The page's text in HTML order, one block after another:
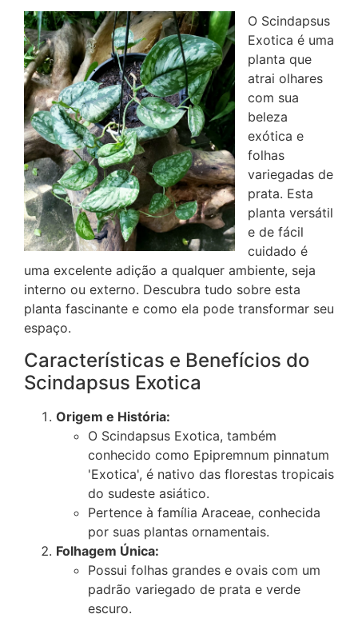
O Scindapsus
Exotica é uma
planta que
atrai olhares
com sua
beleza
exótica e
folhas
variegadas de
prata. Esta
planta versátil
e de fácil
cuidado é
uma excelente adição a qualquer ambiente, seja
interno ou externo. Descubra tudo sobre esta
planta fascinante e como ela pode transformar seu
espaço.
Características e Benefícios do
Scindapsus Exotica
Origem e História:
O Scindapsus Exotica, também
conhecido como Epipremnum pinnatum
'Exotica', é nativo das florestas tropicais
do sudeste asiático.
Pertence à família Araceae, conhecida
por suas plantas ornamentais.
Folhagem Única:
Possui folhas grandes e ovais com um
padrão variegado de prata e verde
escuro.